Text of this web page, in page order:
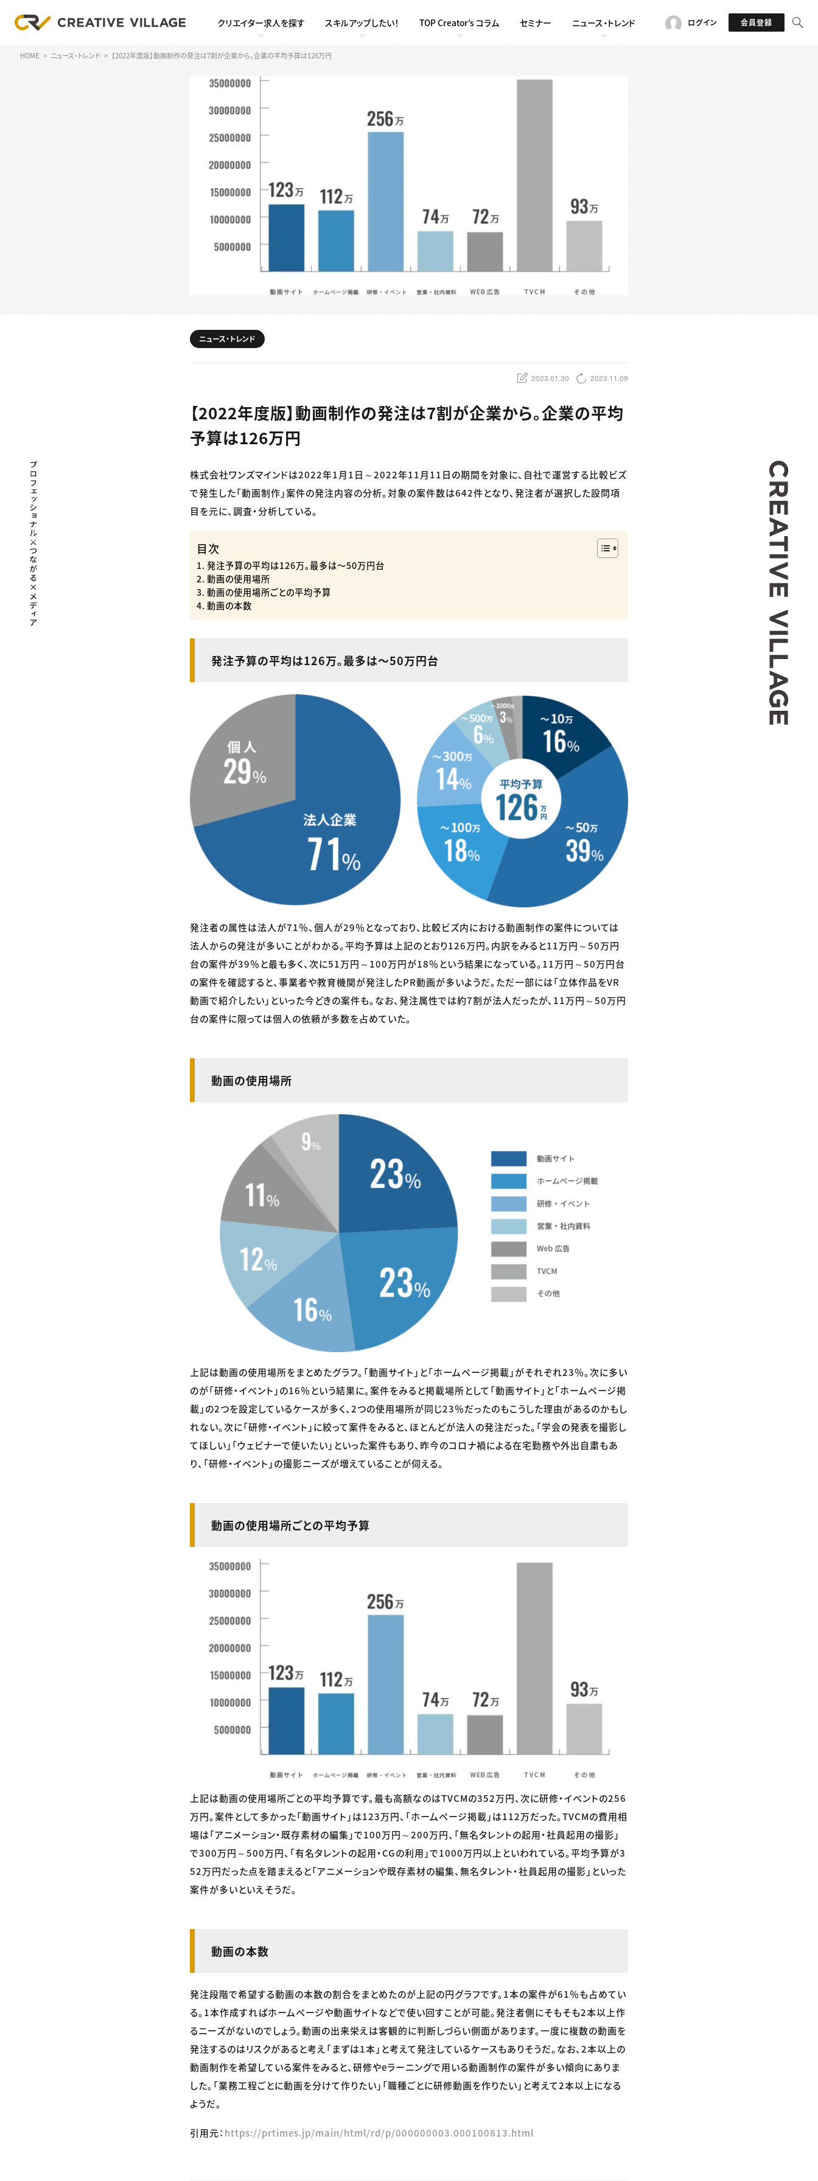
クリエイター求人を探す スキルアップしたい！ TOP Creator’s コラム セミナー ニュース・トレンド ログイン 会員登録
HOME ニュース・トレンド 【2022年度版】動画制作の発注は7割が企業から。企業の平均予算は126万円
ニュース・トレンド
2023.01.30 2023.11.09
【2022年度版】動画制作の発注は7割が企業から。企業の平均
予算は126万円
株式会社ワンズマインドは2022年1月1日～2022年11月11日の期間を対象に、自社で運営する比較ビズ
で発生した「動画制作」案件の発注内容の分析。対象の案件数は642件となり、発注者が選択した設問項
目を元に、調査・分析している。
目次
発注予算の平均は126万。最多は〜50万円台
​動画の使用場所
動画の使用場所ごとの平均予算
動画の本数
発注予算の平均は126万。最多は〜50万円台
発注者の属性は法人が71％、個人が29％となっており、比較ビズ内における動画制作の案件については
法人からの発注が多いことがわかる。平均予算は上記のとおり126万円。内訳をみると11万円～50万円
台の案件が39％と最も多く、次に51万円～100万円が18％という結果になっている。11万円～50万円台
の案件を確認すると、事業者や教育機関が発注したPR動画が多いようだ。ただ一部には「立体作品をVR
動画で紹介したい」といった今どきの案件も。なお、発注属性では約7割が法人だったが、11万円～50万円
台の案件に限っては個人の依頼が多数を占めていた。
​動画の使用場所
上記は動画の使用場所をまとめたグラフ。「動画サイト」と「ホームページ掲載」がそれぞれ23％。次に多い
のが「研修・イベント」の16％という結果に。案件をみると掲載場所として「動画サイト」と「ホームページ掲
載」の2つを設定しているケースが多く、2つの使用場所が同じ23％だったのもこうした理由があるのかもし
れない。次に「研修・イベント」に絞って案件をみると、ほとんどが法人の発注だった。「学会の発表を撮影し
てほしい」「ウェビナーで使いたい」といった案件もあり、昨今のコロナ禍による在宅勤務や外出自粛もあ
り、「研修・イベント」の撮影ニーズが増えていることが伺える。
動画の使用場所ごとの平均予算
上記は動画の使用場所ごとの平均予算です。最も高額なのはTVCMの352万円、次に研修・イベントの256
万円。案件として多かった「動画サイト」は123万円、「ホームページ掲載」は112万だった。TVCMの費用相
場は「アニメーション・既存素材の編集」で100万円～200万円、「無名タレントの起用・社員起用の撮影」
で300万円～500万円、「有名タレントの起用・CGの利用」で1000万円以上といわれている。平均予算が3
52万円だった点を踏まえると「アニメーションや既存素材の編集、無名タレント・社員起用の撮影」といった
案件が多いといえそうだ。
動画の本数
発注段階で希望する動画の本数の割合をまとめたのが上記の円グラフです。1本の案件が61％も占めてい
る。1本作成すればホームページや動画サイトなどで使い回すことが可能。発注者側にそもそも2本以上作
るニーズがないのでしょう。動画の出来栄えは客観的に判断しづらい側面があります。一度に複数の動画を
発注するのはリスクがあると考え「まずは1本」と考えて発注しているケースもありそうだ。なお、2本以上の
動画制作を希望している案件をみると、研修やeラーニングで用いる動画制作の案件が多い傾向にありま
した。「業務工程ごとに動画を分けて作りたい」「職種ごとに研修動画を作りたい」と考えて2本以上になる
ようだ。
引用元： https://prtimes.jp/main/html/rd/p/000000003.000100813.html